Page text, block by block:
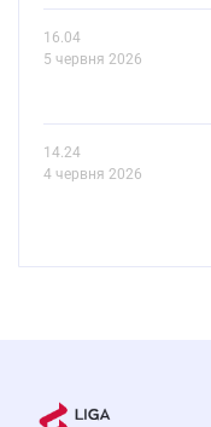
16.04
5 червня 2026
14.24
4 червня 2026